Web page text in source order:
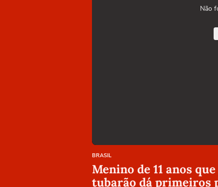
Não
BRASIL
Menino de 11 anos
tubarão dá primeiros